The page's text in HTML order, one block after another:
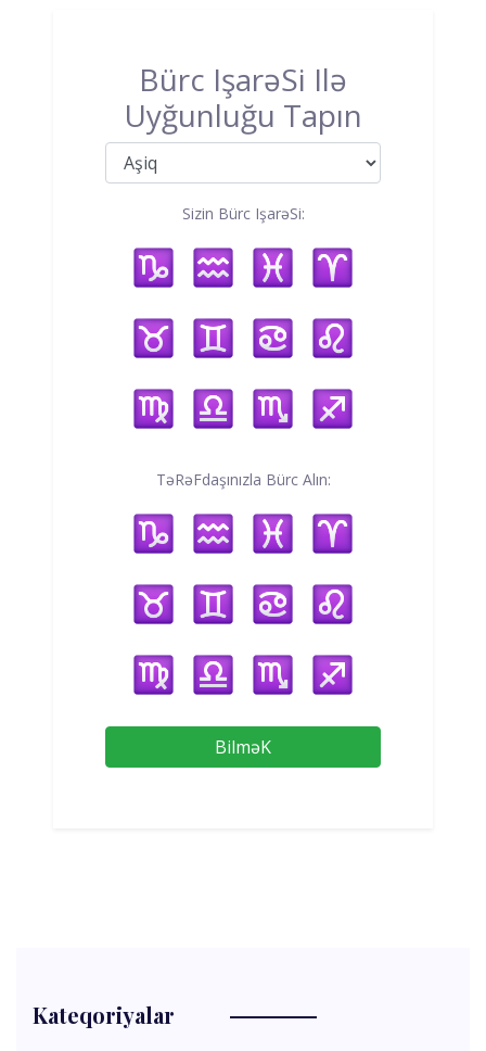
Bürc IşarəSi Ilə
Uyğunluğu Tapın
Sizin Bürc IşarəSi:
TəRəFdaşınızla Bürc Alın:
BilməK
Kateqoriyalar